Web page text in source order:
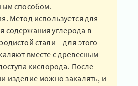
способом.
Метод используется для
содержания углерода в
стали – для этого
вместе с древесным
кислорода. После
изделие можно закалять, и